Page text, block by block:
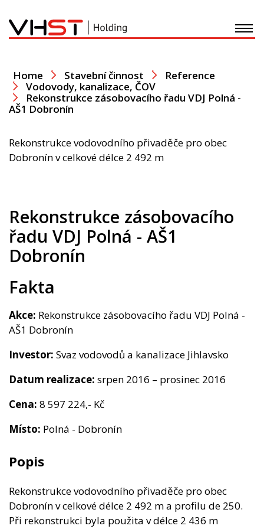
Stavební činnost
Nadace
Home Stavební činnost
Reference
Vodovody, kanalizace, ČOV
Rekonstrukce zásobovacího řadu VDJ Polná -
AŠ1 Dobronín
Rekonstrukce vodovodního přivaděče pro obec
Dobronín v celkové délce 2 492 m
Rekonstrukce zásobovacího
řadu VDJ Polná - AŠ1
Dobronín
Fakta
Akce: Rekonstrukce zásobovacího řadu VDJ Polná -
AŠ1 Dobronín
Investor: Svaz vodovodů a kanalizace Jihlavsko
Datum realizace: srpen 2016 – prosinec 2016
Cena: 8 597 224,- Kč
Místo: Polná - Dobronín
Popis
Rekonstrukce vodovodního přivaděče pro obec
Dobronín v celkové délce 2 492 m a profilu de 250.
Při rekonstrukci byla použita v délce 2 436 m